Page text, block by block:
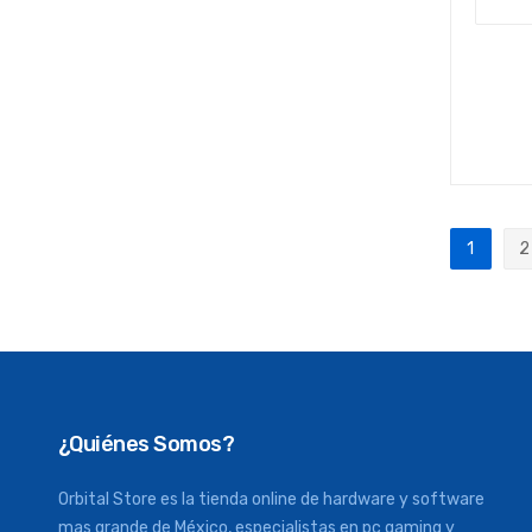
Página
1
2
¿Quiénes Somos?
Orbital Store es la tienda online de hardware y software
mas grande de México, especialistas en pc gaming y